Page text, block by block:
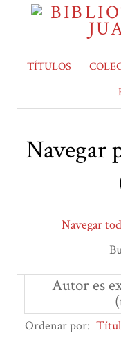
TÍTULOS
Navegar
Navegar
Autor es
Ordenar por: